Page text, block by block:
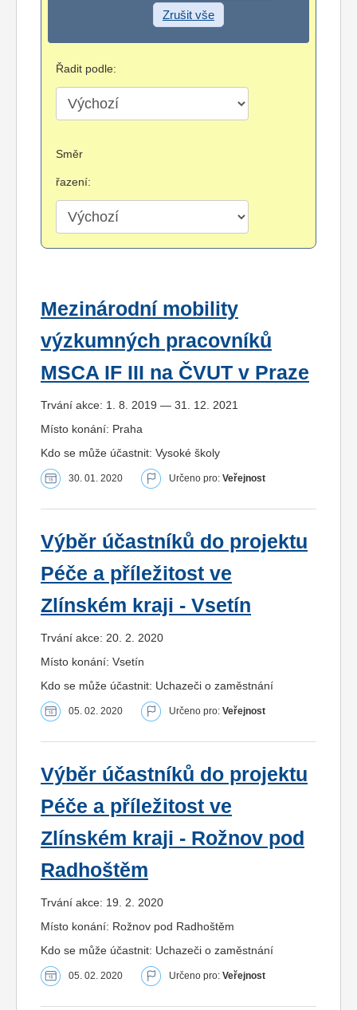
Zrušit vše
Řadit podle:
Směr
řazení:
Mezinárodní mobility
výzkumných pracovníků
MSCA IF III na ČVUT v Praze
Trvání akce: 1. 8. 2019 — 31. 12. 2021
Místo konání: Praha
Kdo se může účastnit: Vysoké školy
30. 01. 2020 Určeno pro: Veřejnost
Výběr účastníků do projektu
Péče a příležitost ve
Zlínském kraji - Vsetín
Trvání akce: 20. 2. 2020
Místo konání: Vsetín
Kdo se může účastnit: Uchazeči o zaměstnání
05. 02. 2020 Určeno pro: Veřejnost
Výběr účastníků do projektu
Péče a příležitost ve
Zlínském kraji - Rožnov pod
Radhoštěm
Trvání akce: 19. 2. 2020
Místo konání: Rožnov pod Radhoštěm
Kdo se může účastnit: Uchazeči o zaměstnání
05. 02. 2020 Určeno pro: Veřejnost